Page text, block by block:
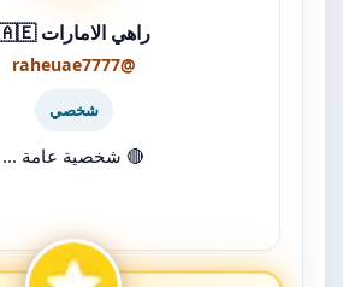
راهي الامارات 🇦🇪
@raheuae7777
شخصي
🔴 شخصية عامة ...